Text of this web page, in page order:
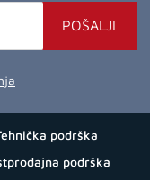
POŠALJI
podrška
podrška